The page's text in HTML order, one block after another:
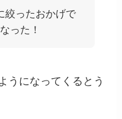
絞ったおかげで
った！
うになってくるとう